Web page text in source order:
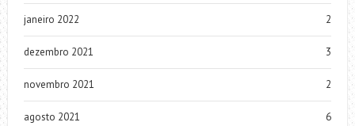
janeiro 2022 2
dezembro 2021 3
novembro 2021 2
agosto 2021 6